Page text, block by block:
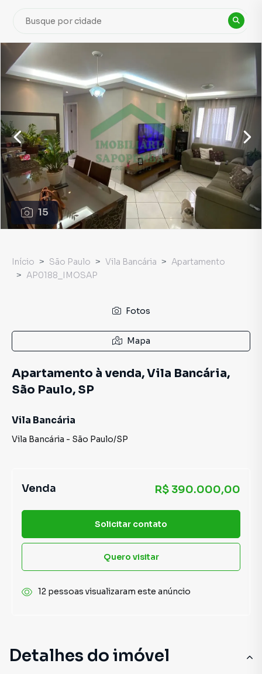
15
Detalhes do imóvel
Início São Paulo Vila Bancária
Apartamento
AP0188_IMOSAP
Fotos
Mapa
Apartamento à venda, Vila Bancária,
São Paulo, SP
Vila Bancária
Vila Bancária - São Paulo/SP
Venda R$ 390.000,00
Solicitar contato
Quero visitar
12 pessoas visualizaram este anúncio